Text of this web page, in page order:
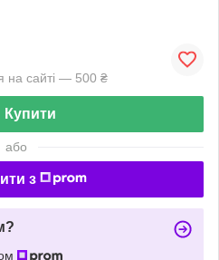
на сайті — 500 ₴
Купити
або
з